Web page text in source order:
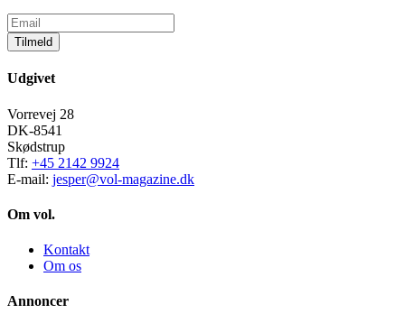
Tilmeld
Udgivet
Vorrevej 28
DK-8541
Skødstrup
Tlf: +45 2142 9924
E-mail: jesper@vol-magazine.dk
Om vol.
Kontakt
Om os
Annoncer